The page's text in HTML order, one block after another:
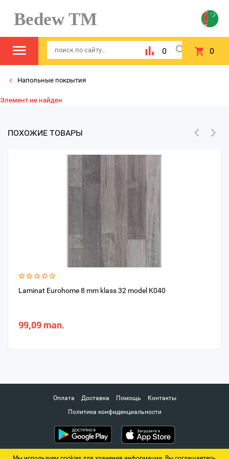
Bedew TM
0 0
Напольные покрытия
Элемент не найден
ПОХОЖИЕ ТОВАРЫ
Laminat Eurohome 8 mm klass 32 model K040
99,09 man.
Оплата Доставка Помощь
Контакты
Политика конфиденциальности